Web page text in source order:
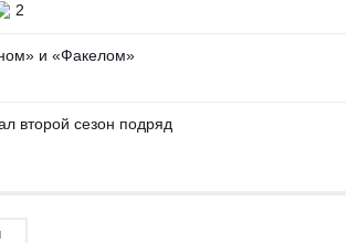
2
и «Факелом»
второй сезон подряд